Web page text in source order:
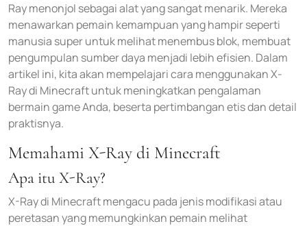
Ray menonjol sebagai alat yang sangat menarik. Mereka
menawarkan pemain kemampuan yang hampir seperti
manusia super untuk melihat menembus blok, membuat
pengumpulan sumber daya menjadi lebih efisien. Dalam
artikel ini, kita akan mempelajari cara menggunakan X-
Ray di Minecraft untuk meningkatkan pengalaman
bermain game Anda, beserta pertimbangan etis dan detail
praktisnya.
Memahami X-Ray di Minecraft
Apa itu X-Ray?
X-Ray di Minecraft mengacu pada jenis modifikasi atau
peretasan yang memungkinkan pemain melihat